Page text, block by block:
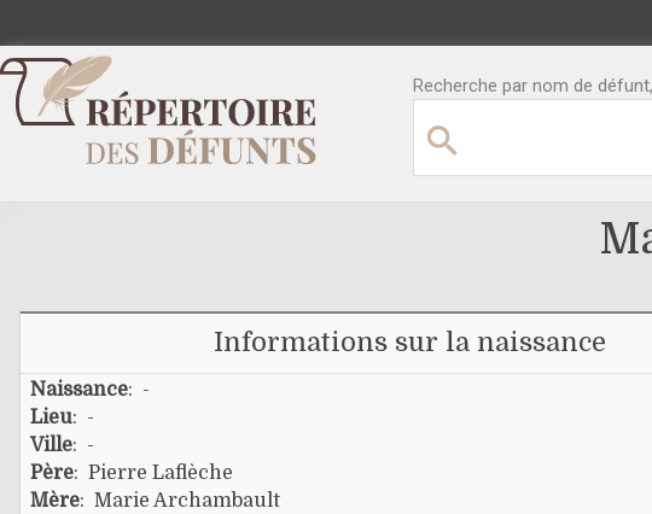
Recherche par nom de
Informations sur la naissance
Naissance: -
Lieu: -
Ville: -
Père: Pierre Laflèche
Mère: Marie Archambault